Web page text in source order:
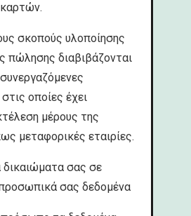
σκοπούς υλοποίησης
πώλησης διαβιβάζονται
οποίες έχει
μέρους της
μεταφορικές εταιρίες.
δικαιώματα σας σε
σας δεδομένα